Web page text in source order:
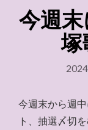
今週
塚
今週末から週
ト、抽選〆切